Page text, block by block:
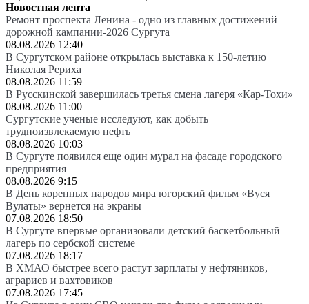
Новостная лента
Ремонт проспекта Ленина - одно из главных достижений
дорожной кампании-2026 Сургута
08.08.2026 12:40
В Сургутском районе открылась выставка к 150-летию
Николая Рериха
08.08.2026 11:59
В Русскинской завершилась третья смена лагеря «Кар-Тохи»
08.08.2026 11:00
Сургутские ученые исследуют, как добыть
трудноизвлекаемую нефть
08.08.2026 10:03
В Сургуте появился еще один мурал на фасаде городского
предприятия
08.08.2026 9:15
В День коренных народов мира югорский фильм «Вуся
Вулаты» вернется на экраны
07.08.2026 18:50
В Сургуте впервые организовали детский баскетбольный
лагерь по сербской системе
07.08.2026 18:17
В ХМАО быстрее всего растут зарплаты у нефтяников,
аграриев и вахтовиков
07.08.2026 17:45